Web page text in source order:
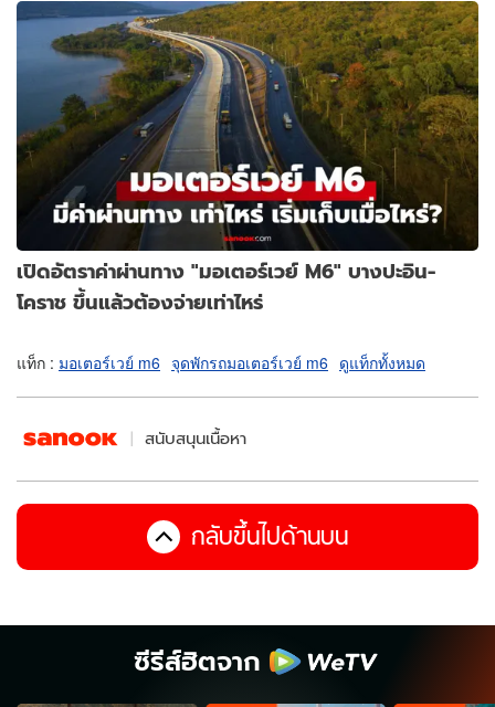
เปิดอัตราค่าผ่านทาง "มอเตอร์เวย์ M6" บางปะอิน-
โคราช ขึ้นแล้วต้องจ่ายเท่าไหร่
แท็ก : มอเตอร์เวย์ m6 จุดพักรถมอเตอร์เวย์ m6 ดูแท็กทั้งหมด
สนับสนุนเนื้อหา
กลับขึ้นไปด้านบน
ซีรีส์ฮิตจาก